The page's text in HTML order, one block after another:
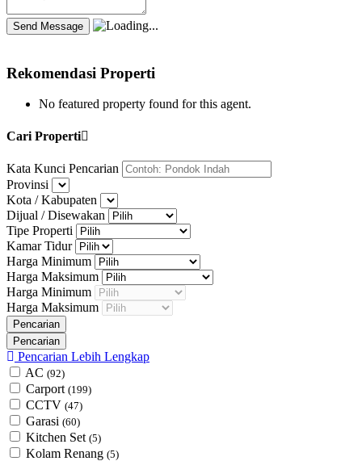
Rekomendasi Properti
No featured property found for this agent.
Cari Properti
Kata Kunci Pencarian
Provinsi
Kota / Kabupaten
Dijual / Disewakan
Tipe Properti
Kamar Tidur
Harga Minimum
Harga Maksimum
Harga Minimum
Harga Maksimum
Pencarian Lebih Lengkap
AC (92)
Carport (199)
CCTV (47)
Garasi (60)
Kitchen Set (5)
Kolam Renang (5)